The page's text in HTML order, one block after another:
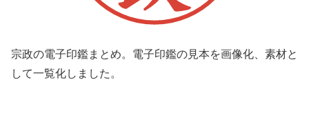
宗政の電子印鑑まとめ。電子印鑑の見本を画像化、素材と
して一覧化しました。